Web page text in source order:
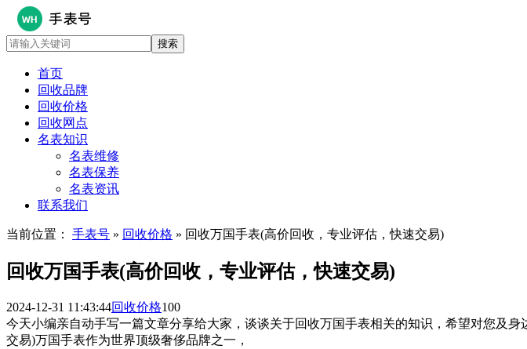
首页
回收品牌
回收价格
回收网点
名表知识
名表维修
名表保养
名表资讯
联系我们
当前位置： 手表号 » 回收价格 » 回收万国手表(高价回收，专业评估，快速交易)
回收万国手表(高价回收，专业评估，快速交易)
2024-12-31 11:43:44回收价格100
今天小编亲自动手写一篇文章分享给大家，谈谈关于回收万国手表相关的知识，希望对您及
交易)万国手表作为世界顶级奢侈品牌之一，